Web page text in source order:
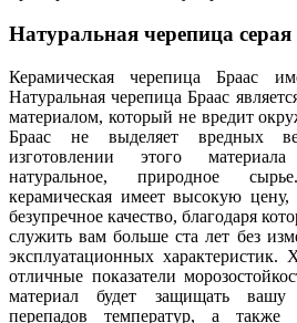
Натуральная черепица серая
Керамическая черепица Браас
Натуральная черепица Браас
материалом, который не вредит
Браас не выделяет вредных
изготовлении этого
натуральное, природное
керамическая имеет высокую
безупречное качество, благодаря
служить вам больше ста лет без
эксплуатационных характеристик.
отличные показатели
материал будет защищать
перепадов температур, а